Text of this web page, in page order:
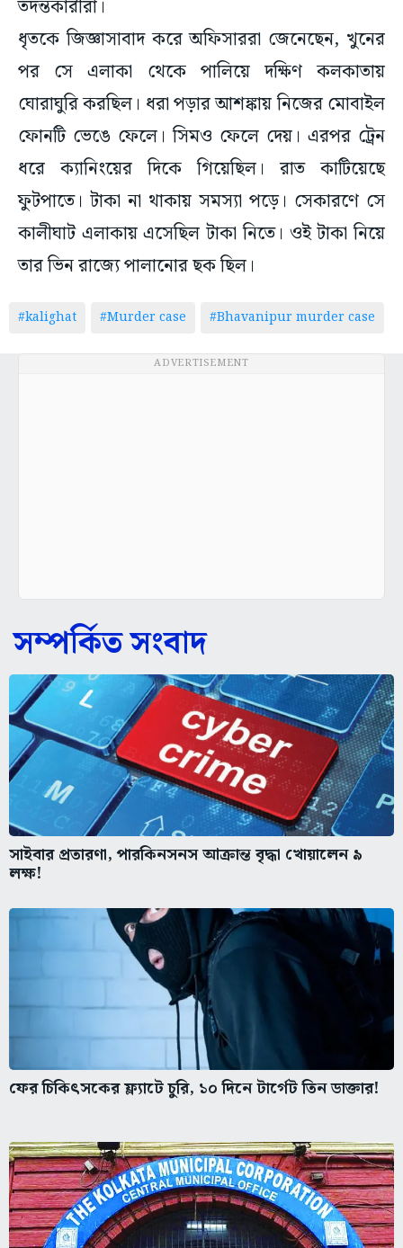
তদন্তকারীরা।
ধৃতকে জিজ্ঞাসাবাদ করে অফিসাররা জেনেছেন, খুনের
পর সে এলাকা থেকে পালিয়ে দক্ষিণ কলকাতায়
ঘোরাঘুরি করছিল। ধরা পড়ার আশঙ্কায় নিজের মোবাইল
ফোনটি ভেঙে ফেলে। সিমও ফেলে দেয়। এরপর ট্রেন
ধরে ক্যানিংয়ের দিকে গিয়েছিল। রাত কাটিয়েছে
ফুটপাতে। টাকা না থাকায় সমস্যা পড়ে। সেকারণে সে
কালীঘাট এলাকায় এসেছিল টাকা নিতে। ওই টাকা নিয়ে
তার ভিন রাজ্যে পালানোর ছক ছিল।
#kalighat #Murder case #Bhavanipur murder case
ADVERTISEMENT
সম্পর্কিত সংবাদ
সাইবার প্রতারণা, পারকিনসনস আক্রান্ত বৃদ্ধা খোয়ালেন ৯
লক্ষ!
ফের চিকিৎসকের ফ্ল্যাটে চুরি, ১০ দিনে টার্গেট তিন ডাক্তার!